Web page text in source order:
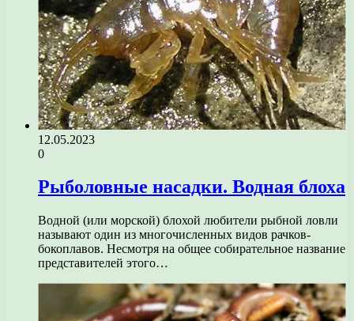
12.05.2023
0
Рыболовные насадки. Водная блоха
Водной (или морской) блохой любители рыбной ловли
называют один из многочисленных видов рачков-
бокоплавов. Несмотря на общее собирательное название
представителей этого…